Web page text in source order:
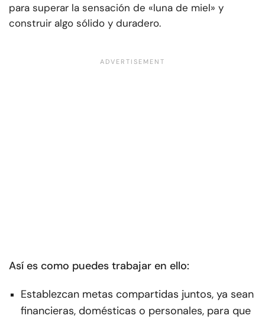
para superar la sensación de «luna de miel» y
construir algo sólido y duradero.
Así es como puedes trabajar en ello:
Establezcan metas compartidas juntos, ya sean
financieras, domésticas o personales, para que